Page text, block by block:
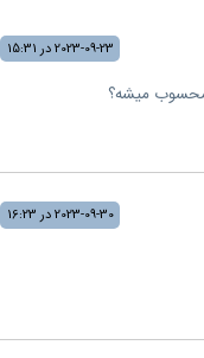
2023-09-23 در 15:31
محسوب میشه؟
2023-09-30 در 16:23